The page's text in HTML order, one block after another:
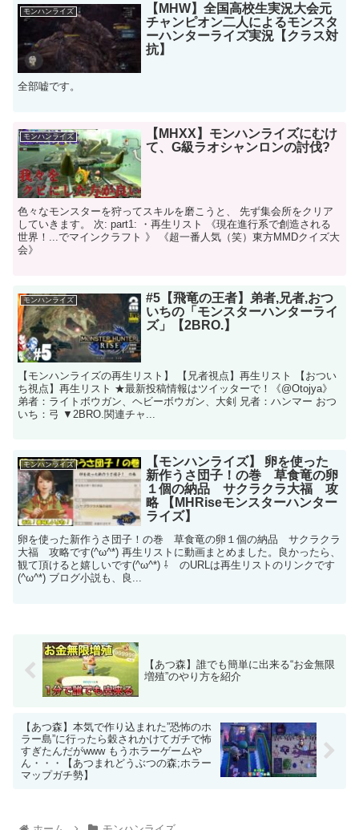
モンハンライズ
【MHW】全国高校生実況大会元
チャンピオン二人によるモンスタ
ーハンターライズ実況【クラス対
抗】
全部嘘です。
モンハンライズ
【MHXX】モンハンライズにむけ
て、G級ラオシャンロンの討伐?
色々なモンスターを狩ってスキルを磨こうと、 先ず集会所をクリア
していきます。 次: part1: ・再生リスト 《現在進行系で創造される
世界！...でマインクラフト 》 《超一番人気（笑）東方MMDクイズ大
会》
モンハンライズ
#5【飛竜の王者】弟者,兄者,おつ
いちの「モンスターハンターライ
ズ」【2BRO.】
【モンハンライズの再生リスト】 【兄者視点】再生リスト 【おつい
ち視点】再生リスト ★最新投稿情報はツイッターで！《@Otojya》
弟者：ライトボウガン、ヘビーボウガン、大剣 兄者：ハンマー おつ
いち：弓 ▼2BRO.関連チャ...
モンハンライズ
【モンハンライズ】 卵を使った
新作うさ団子！の巻 草食竜の卵
１個の納品 サクラクラ大福 攻
略 【MHRiseモンスターハンター
ライズ】
卵を使った新作うさ団子！の巻 草食竜の卵１個の納品 サクラクラ
大福 攻略です(^ω^*) 再生リストに動画まとめました。良かったら、
観て頂けると嬉しいです(^ω^*) ⇩ のURLは再生リストのリンクです
(^ω^*) ブログ小説も、良...
【あつ森】誰でも簡単に出来る“お金無限
増殖”のやり方を紹介
【あつ森】本気で作り込まれた”恐怖のホ
ラー島”に行ったら穀されかけてガチで怖
すぎたんだがwww もうホラーゲームや
ん・・・【あつまれどうぶつの森;ホラー
マップガチ勢】